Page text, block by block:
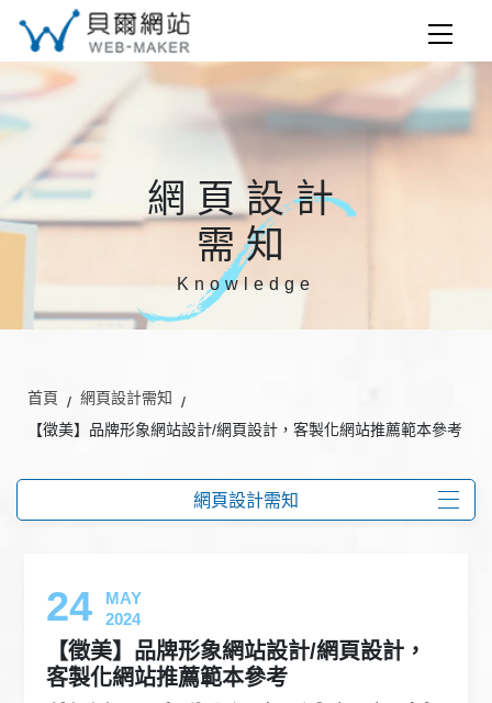
網頁設計
需知
Knowledge
首頁
網頁設計需知
【徵美】品牌形象網站設計/網頁設計，客製化網站推薦範本參考
網頁設計需知
24
MAY
2024
【徵美】品牌形象網站設計/網頁設計，
客製化網站推薦範本參考